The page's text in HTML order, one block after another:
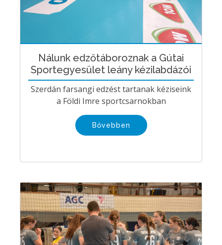
Nálunk edzőtáboroznak a Gútai
Sportegyesület leány kézilabdázói
Szerdán farsangi edzést tartanak kéziseink
a Földi Imre sportcsarnokban
Bővebben